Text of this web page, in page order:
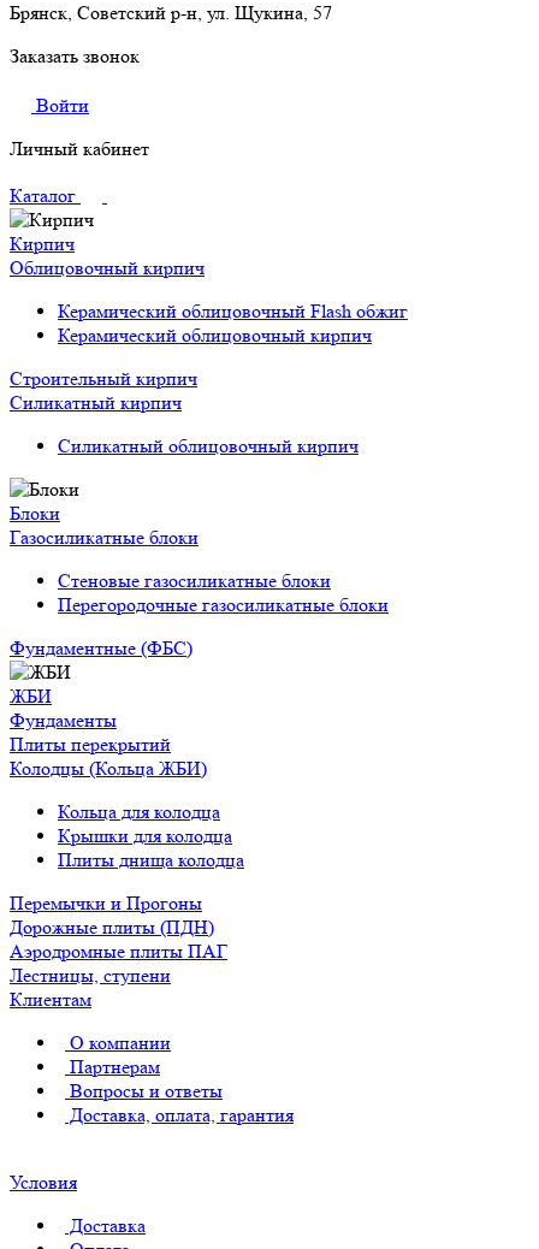
Брянск, Советский р-н, ул. Щукина, 57
Заказать звонок
Войти
Личный кабинет
Каталог
Кирпич
Облицовочный кирпич
Керамический облицовочный Flash обжиг
Керамический облицовочный кирпич
Строительный кирпич
Силикатный кирпич
Силикатный облицовочный кирпич
Блоки
Газосиликатные блоки
Стеновые газосиликатные блоки
Перегородочные газосиликатные блоки
Фундаментные (ФБС)
ЖБИ
Фундаменты
Плиты перекрытий
Колодцы (Кольца ЖБИ)
Кольца для колодца
Крышки для колодца
Плиты днища колодца
Перемычки и Прогоны
Дорожные плиты (ПДН)
Аэродромные плиты ПАГ
Лестницы, ступени
Клиентам
О компании
Партнерам
Вопросы и ответы
Доставка, оплата, гарантия
Условия
Доставка